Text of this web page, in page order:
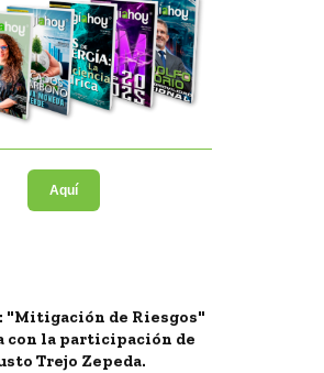
Aquí
"Mitigación de Riesgos"
con la participación de
Trejo Zepeda.